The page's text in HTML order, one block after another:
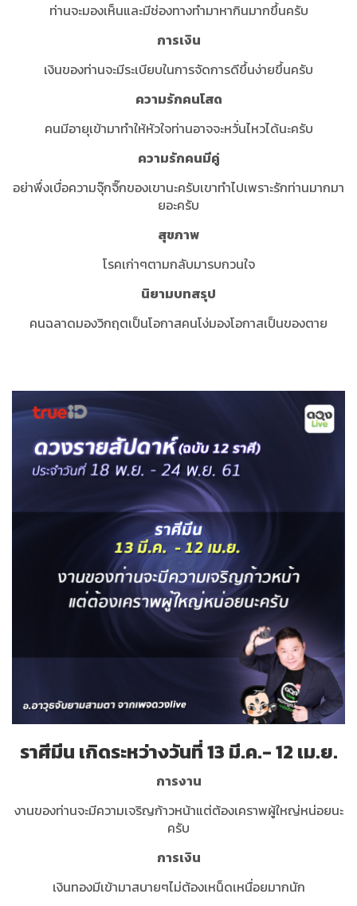
ท่านจะมองเห็นและมีช่องทางทำมาหากินมากขึ้นครับ
การเงิน
เงินของท่านจะมีระเบียบในการจัดการดีขึ้นง่ายขึ้นครับ
ความรักคนโสด
คนมีอายุเข้ามาทำให้หัวใจท่านอาจจะหวั่นไหวได้นะครับ
ความรักคนมีคู่
อย่าพึ่งเบื่อความจุ๊กจิ๊กของเขานะครับเขาทำไปเพราะรักท่านมากมา
ยอะครับ
สุขภาพ
โรคเก่าๆตามกลับมารบกวนใจ
นิยามบทสรุป
คนฉลาดมองวิกฤตเป็นโอกาสคนโง่มองโอกาสเป็นของตาย
ราศีมีน เกิดระหว่างวันที่ 13 มี.ค.- 12 เม.ย.
การงาน
งานของท่านจะมีความเจริญก้าวหน้าแต่ต้องเคราพผู้ใหญ่หน่อยนะ
ครับ
การเงิน
เงินทองมีเข้ามาสบายๆไม่ต้องเหน็ดเหนื่อยมากนัก